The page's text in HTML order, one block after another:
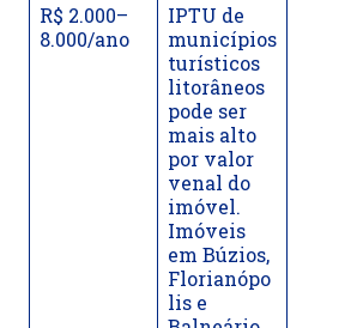
R$ 2.000–
8.000/ano
IPTU de
municípios
turísticos
litorâneos
pode ser
mais alto
por valor
venal do
imóvel.
Imóveis
em Búzios,
Florianópo
lis e